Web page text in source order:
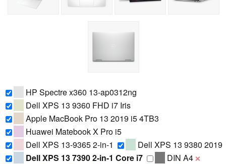
HP Spectre x360 13-ap0312ng
Dell XPS 13 9360 FHD i7 Iris
Apple MacBook Pro 13 2019 i5 4TB3
Huawei Matebook X Pro i5
Dell XPS 13-9365 2-in-1
Dell XPS 13 9380 2019
Dell XPS 13 7390 2-in-1 Core i7
DIN A4 ❌